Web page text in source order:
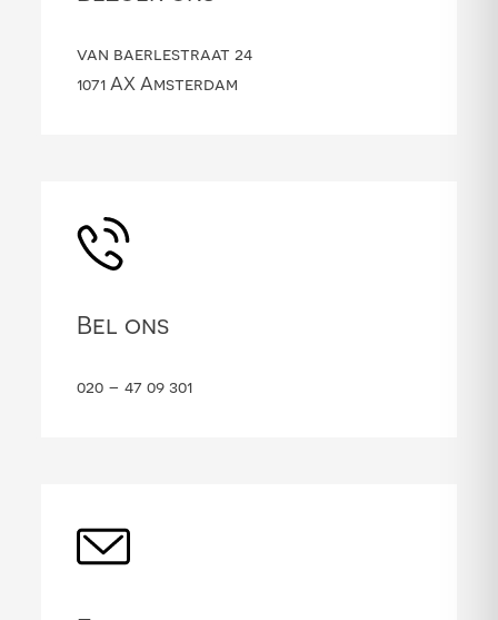
van baerlestraat 24
1071 AX Amsterdam
Bel ons
020 – 47 09 301